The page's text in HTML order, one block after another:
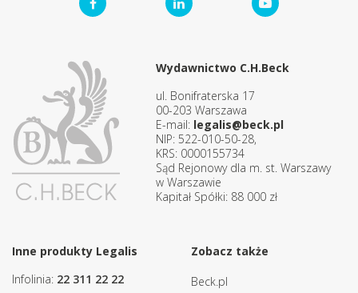
Wydawnictwo C.H.Beck
ul. Bonifraterska 17
00-203 Warszawa
E-mail: legalis@beck.pl
NIP: 522-010-50-28,
KRS: 0000155734
Sąd Rejonowy dla m. st. Warszawy
w Warszawie
Kapitał Spółki: 88 000 zł
Inne produkty Legalis
Infolinia: 22 311 22 22
Zobacz także
Beck.pl